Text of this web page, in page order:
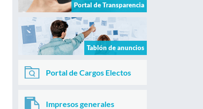
Portal de Transparencia
Tablón de anuncios
Portal de Cargos Electos
Impresos generales